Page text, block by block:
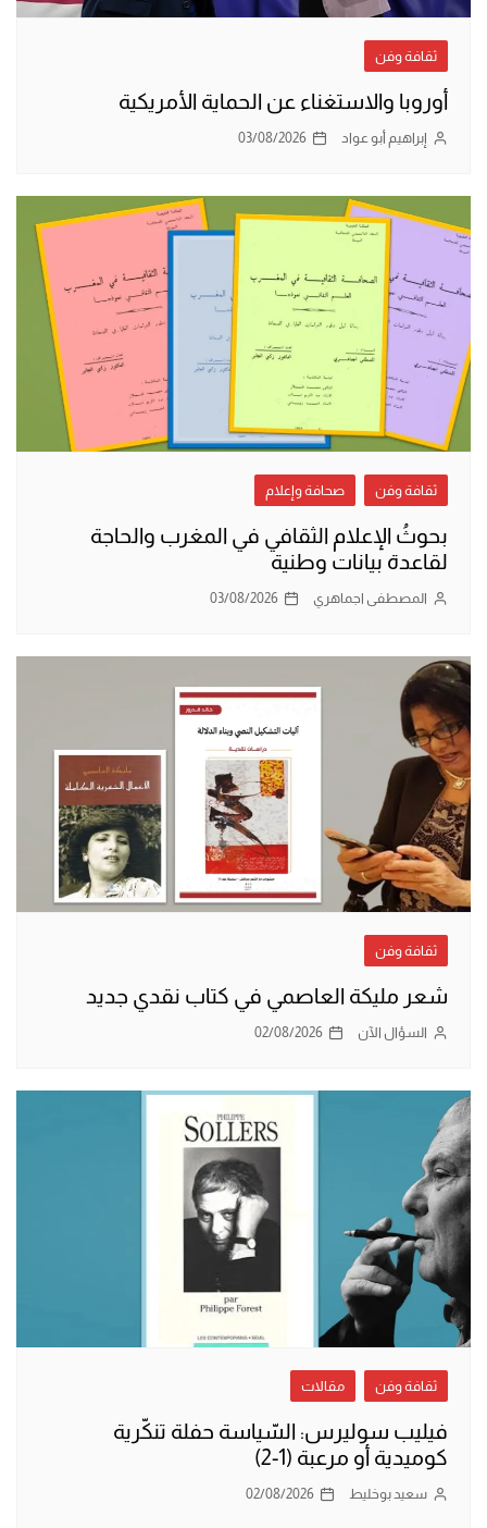
ثقافة وفن
أوروبا والاستغناء عن الحماية الأمريكية
إبراهيم أبو عواد 03/08/2026
ثقافة وفن صحافة وإعلام
بحوثُ الإعلام الثقافي في المغرب والحاجة
لقاعدة بيانات وطنية
المصطفى اجماهري 03/08/2026
ثقافة وفن
شعر مليكة العاصمي في كتاب نقدي جديد
السؤال الآن 02/08/2026
ثقافة وفن مقالات
فيليب سوليرس: السّياسة حفلة تنكّرية
كوميدية أو مرعبة (1-2)
سعيد بوخليط 02/08/2026